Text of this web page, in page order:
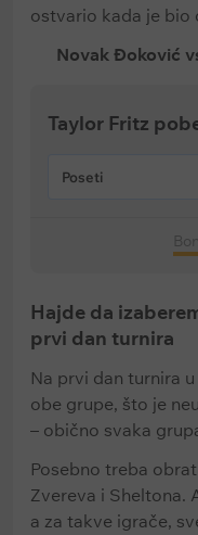
ostvario kada je bio
Novak Đoković
Taylor Fritz
Poseti
Hajde da
prvi dan turnira
Na prvi dan turnira
obe grupe, što je
– obično svaka
Posebno treba
Zvereva i Sheltona.
a za takve igrače,